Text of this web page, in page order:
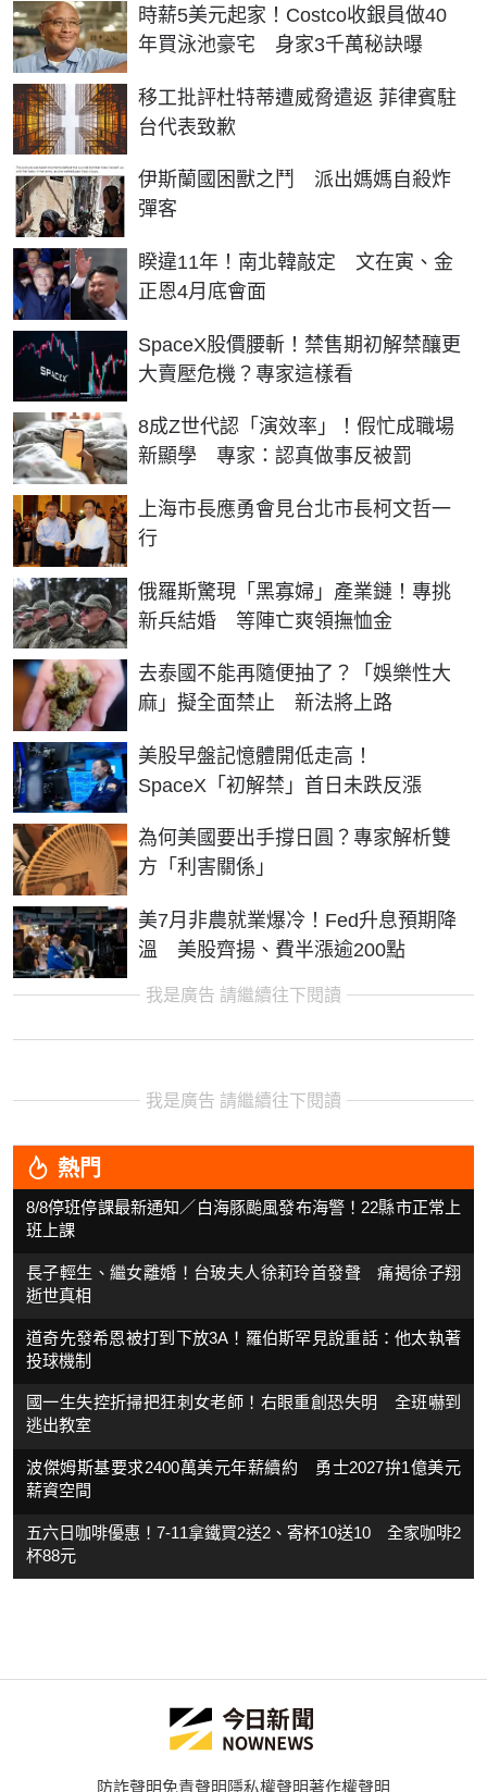
時薪5美元起家！Costco收銀員做40
年買泳池豪宅 身家3千萬秘訣曝
移工批評杜特蒂遭威脅遣返 菲律賓駐
台代表致歉
伊斯蘭國困獸之鬥 派出媽媽自殺炸
彈客
睽違11年！南北韓敲定 文在寅、金
正恩4月底會面
SpaceX股價腰斬！禁售期初解禁釀更
大賣壓危機？專家這樣看
8成Z世代認「演效率」！假忙成職場
新顯學 專家：認真做事反被罰
上海市長應勇會見台北市長柯文哲一
行
俄羅斯驚現「黑寡婦」產業鏈！專挑
新兵結婚 等陣亡爽領撫恤金
去泰國不能再隨便抽了？「娛樂性大
麻」擬全面禁止 新法將上路
美股早盤記憶體開低走高！
SpaceX「初解禁」首日未跌反漲
為何美國要出手撐日圓？專家解析雙
方「利害關係」
美7月非農就業爆冷！Fed升息預期降
溫 美股齊揚、費半漲逾200點
我是廣告 請繼續往下閱讀
我是廣告 請繼續往下閱讀
熱門
8/8停班停課最新通知／白海豚颱風發布海警！22縣市正常上
班上課
長子輕生、繼女離婚！台玻夫人徐莉玲首發聲 痛揭徐子翔
逝世真相
道奇先發希恩被打到下放3A！羅伯斯罕見說重話：他太執著
投球機制
國一生失控折掃把狂刺女老師！右眼重創恐失明 全班嚇到
逃出教室
波傑姆斯基要求2400萬美元年薪續約 勇士2027拚1億美元
薪資空間
五六日咖啡優惠！7-11拿鐵買2送2、寄杯10送10 全家咖啡2
杯88元
防詐聲明免責聲明隱私權聲明著作權聲明